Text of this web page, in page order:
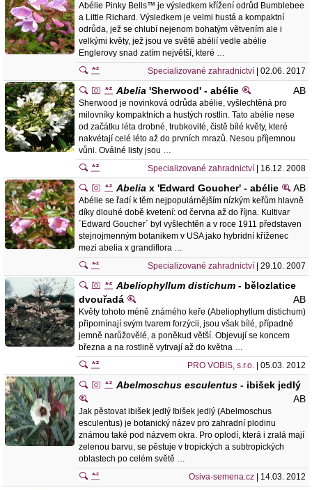
Abélie Pinky Bells™ je výsledkem křížení odrůd Bumblebee
a Little Richard. Výsledkem je velmi hustá a kompaktní
odrůda, jež se chlubí nejenom bohatým větvením ale i
velkými květy, jež jsou ve světě abélií vedle abélie
Englerovy snad zatím největší, které …
Specializované zahradnictví | 02.06. 2017
Abelia 'Sherwood' - abélie AB
Sherwood je novinková odrůda abélie, vyšlechtěná pro
milovníky kompaktních a hustých rostlin. Tato abélie nese
od začátku léta drobné, trubkovité, čistě bílé květy, které
nakvétají celé léto až do prvních mrazů. Nesou příjemnou
vůni. Oválné listy jsou …
Specializované zahradnictví | 16.12. 2008
Abelia x 'Edward Goucher' - abélie AB
Abélie se řadí k těm nejpopulárnějším nízkým keřům hlavně
díky dlouhé době kvetení: od června až do října. Kultivar
´Edward Goucher´ byl vyšlechtěn a v roce 1911 představen
stejnojmenným botanikem v USA jako hybridní kříženec
mezi abelia x grandiflora …
Specializované zahradnictví | 29.10. 2007
Abeliophyllum distichum - bělozlatice
dvouřadá
AB
Květy tohoto méně známého keře (Abeliophyllum distichum)
připomínají svým tvarem forzýcii, jsou však bílé, případně
jemně narůžovělé, a poněkud větší. Objevují se koncem
března a na rostlině vytrvají až do května …
PRO VOBIS, s.r.o. | 05.03. 2012
Abelmoschus esculentus - ibišek jedlý
AB
Jak pěstovat ibišek jedlý Ibišek jedlý (Abelmoschus
esculentus) je botanický název pro zahradní plodinu
známou také pod názvem okra. Pro oplodí, která i zralá mají
zelenou barvu, se pěstuje v tropických a subtropických
oblastech po celém světě …
Osiva-semena.cz | 14.03. 2012